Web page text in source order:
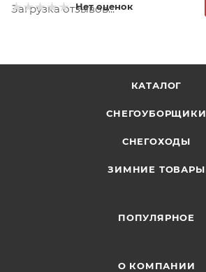
Нет оценок
Загрузка отзывов...
КАТАЛОГ
СНЕГОУБОРЩИКИ
СНЕГОХОДЫ
ЗИМНИЕ ТОВАРЫ
ПОПУЛЯРНОЕ
О КОМПАНИИ